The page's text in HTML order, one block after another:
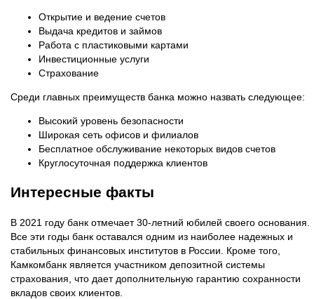
Открытие и ведение счетов
Выдача кредитов и займов
Работа с пластиковыми картами
Инвестиционные услуги
Страхование
Среди главных преимуществ банка можно назвать следующее:
Высокий уровень безопасности
Широкая сеть офисов и филиалов
Бесплатное обслуживание некоторых видов счетов
Круглосуточная поддержка клиентов
Интересные факты
В 2021 году банк отмечает 30-летний юбилей своего основания.
Все эти годы банк оставался одним из наиболее надежных и
стабильных финансовых институтов в России. Кроме того,
Камкомбанк является участником депозитной системы
страхования, что дает дополнительную гарантию сохранности
вкладов своих клиентов.